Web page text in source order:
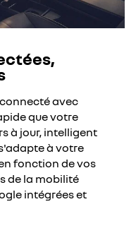
avec
que votre
à jour, intelligent
à votre
fonction de vos
de la mobilité
intégrées et